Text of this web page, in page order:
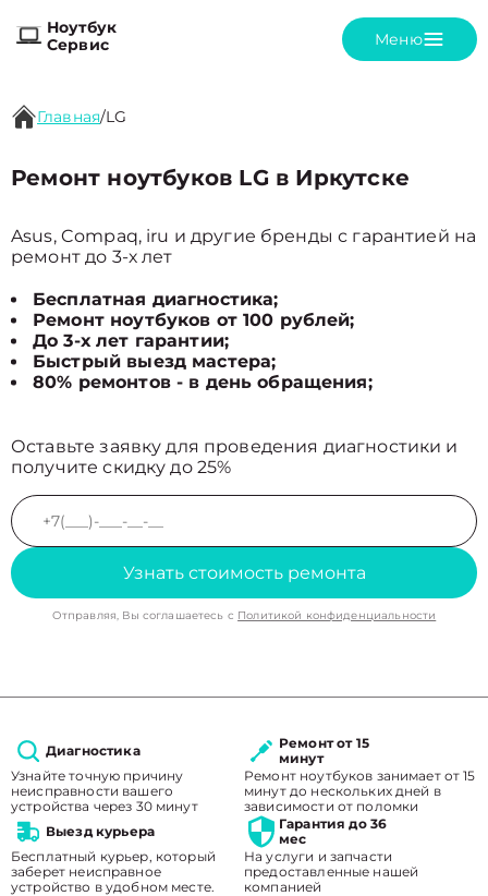
Ноутбук
Сервис
Меню
Главная/LG
Ремонт ноутбуков LG в Иркутске
Asus, Compaq, iru и другие бренды с гарантией на
ремонт до 3-х лет
Бесплатная диагностика;
Ремонт ноутбуков от 100 рублей;
До 3-х лет гарантии;
Быстрый выезд мастера;
80% ремонтов - в день обращения;
Оставьте заявку для проведения диагностики и
получите скидку до 25%
Узнать стоимость ремонта
Отправляя, Вы соглашаетесь с Политикой конфиденциальности
Диагностика
Узнайте точную причину
неисправности вашего
устройства через 30 минут
Ремонт от 15
минут
Ремонт ноутбуков занимает от 15
минут до нескольких дней в
зависимости от поломки
Выезд курьера
Бесплатный курьер, который
заберет неисправное
устройство в удобном месте.
Гарантия до 36
мес
На услуги и запчасти
предоставленные нашей
компанией